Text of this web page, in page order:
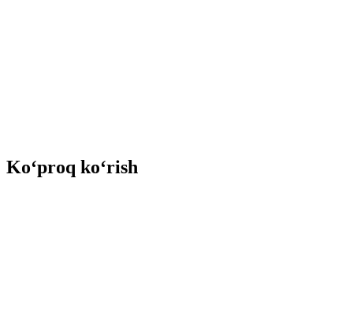
Ko‘proq ko‘rish